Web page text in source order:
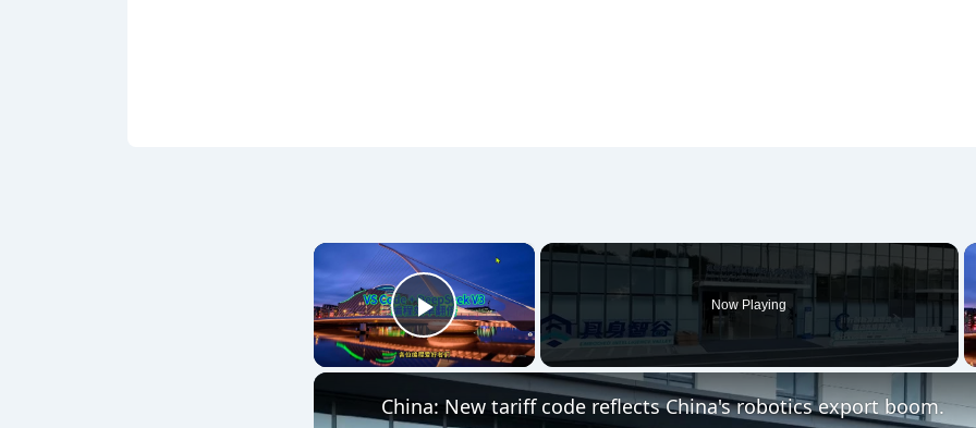
×
Play Video
Now Playing
China: New tariff code reflects China's robotics export boom.